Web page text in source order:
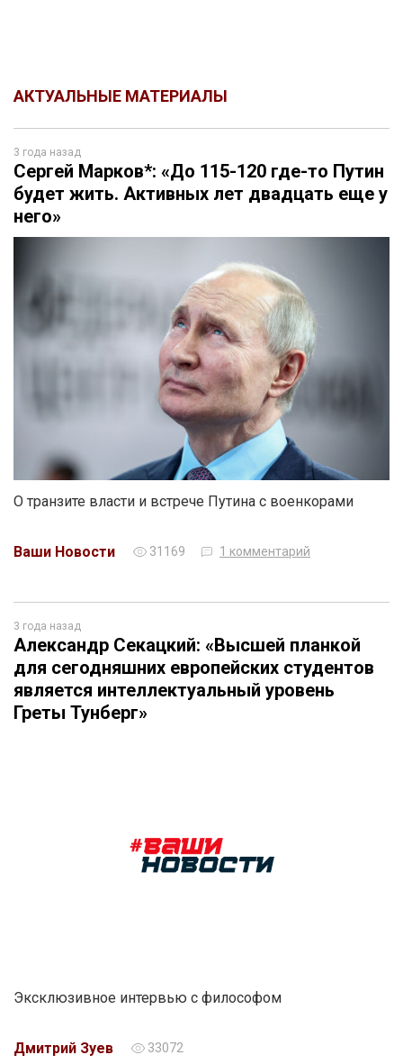
АКТУАЛЬНЫЕ МАТЕРИАЛЫ
3 года назад
Сергей Марков*: «До 115-120 где-то Путин
будет жить. Активных лет двадцать еще у
него»
О транзите власти и встрече Путина с военкорами
Ваши Новости 31169 1 комментарий
3 года назад
Александр Секацкий: «Высшей планкой
для сегодняшних европейских студентов
является интеллектуальный уровень
Греты Тунберг»
Эксклюзивное интервью с философом
Дмитрий Зуев 33072